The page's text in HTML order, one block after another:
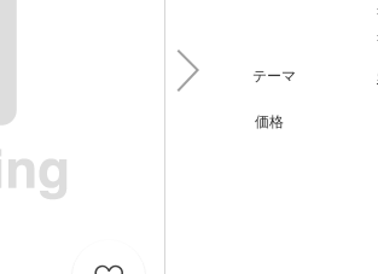
テーマ
価格